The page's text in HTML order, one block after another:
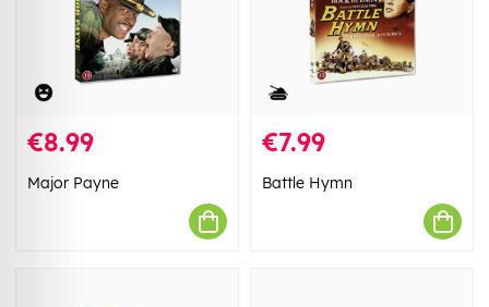
€8.99
Major Payne
€7.99
Battle Hymn